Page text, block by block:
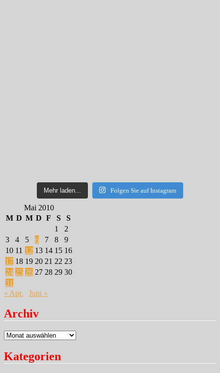
Mehr laden... Folgen Sie auf Instagram
Mai 2010
M D M D F S
S
1
2
3
4 5 6 7 8
9
10 11 12 13 14 15 16
17 18 19 20 21 22 23
24 25 26 27 28 29 30
31
« Apr.
Juni »
Archiv
Archiv
Kategorien